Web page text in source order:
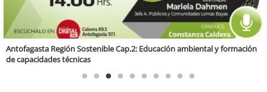
Valparaíso Región Sostenible Cap. 83: Calidad, ética y sostenibilidad